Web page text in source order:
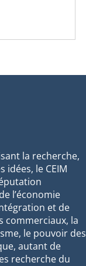
la recherche,
idées, le CEIM
l’économie
et de
commerciaux, la
le pouvoir des
autant de
recherche du